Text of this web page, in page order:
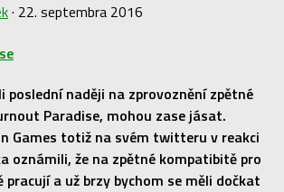
· 22. septembra 2016
poslední naději na zprovoznění zpětné
Paradise, mohou zase jásat.
Games totiž na svém twitteru v reakci
oznámili, že na zpětné kompatibitě pro
a už brzy bychom se měli dočkat